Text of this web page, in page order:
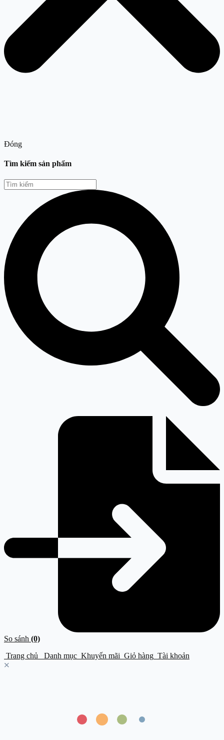
Đóng
Tìm kiếm sản phẩm
So sánh (0)
Trang chủ
Danh mục Khuyến mãi Giỏ hàng Tài khoản